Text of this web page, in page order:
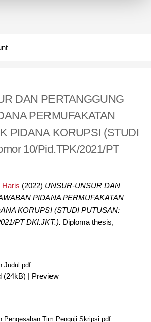
DAN PERTANGGUNG
PERMUFAKATAN
PIDANA KORUPSI (STUDI
10/Pid.TPK/2021/PT
Haris (2022) UNSUR-UNSUR DAN
PIDANA PERMUFAKATAN
KORUPSI (STUDI PUTUSAN:
PT DKI.JKT.). Diploma thesis,
Judul.pdf
(24kB) Preview
Pengesahan Tim Penguji Skripsi.pdf